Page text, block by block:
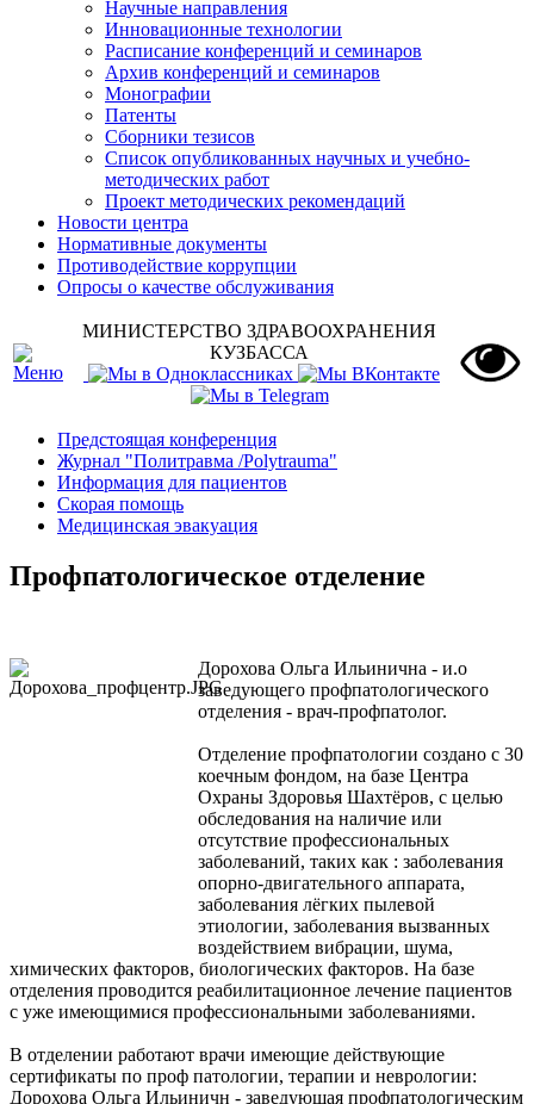
Научные направления
Инновационные технологии
Расписание конференций и семинаров
Архив конференций и семинаров
Монографии
Патенты
Сборники тезисов
Список опубликованных научных и учебно-
методических работ
Проект методических рекомендаций
Новости центра
Нормативные документы
Противодействие коррупции
Опросы о качестве обслуживания
МИНИСТЕРСТВО ЗДРАВООХРАНЕНИЯ
КУЗБАССА
Предстоящая конференция
Журнал "Политравма /Polytrauma"
Информация для пациентов
Скорая помощь
Медицинская эвакуация
Профпатологическое отделение
Дорохова Ольга Ильинична - и.о
заведующего профпатологического
отделения - врач-профпатолог.
Отделение профпатологии создано с 30
коечным фондом, на базе Центра
Охраны Здоровья Шахтёров, с целью
обследования на наличие или
отсутствие профессиональных
заболеваний, таких как : заболевания
опорно-двигательного аппарата,
заболевания лёгких пылевой
этиологии, заболевания вызванных
воздействием вибрации, шума,
химических факторов, биологических факторов. На базе
отделения проводится реабилитационное лечение пациентов
с уже имеющимися профессиональными заболеваниями.
В отделении работают врачи имеющие действующие
сертификаты по проф патологии, терапии и неврологии:
Дорохова Ольга Ильиничн - заведующая профпатологическим